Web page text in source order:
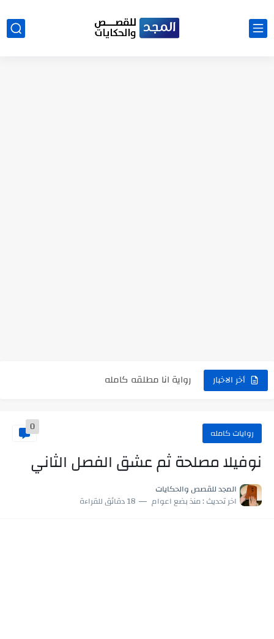
أخر الاخبار
رواية رجعت من السفر فجأه كامله
روايات كامله 0
نوفيلا مصلحة ثم عشق الفصل الثاني
المجد للقصص والحكايات
اخر تحديث :منذ بضع اعوام 18 دقائق للقراءة